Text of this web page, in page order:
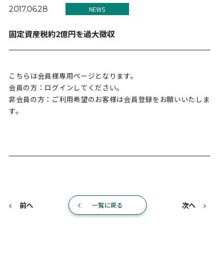
2017.06.28 NEWS
固定資産税約2億円を過大徴収
こちらは会員様専用ページとなります。
会員の方：ログインしてください。
非会員の方：ご利用希望のお客様は会員登録をお願いいたしま
す。
前へ 一覧に戻る 次へ